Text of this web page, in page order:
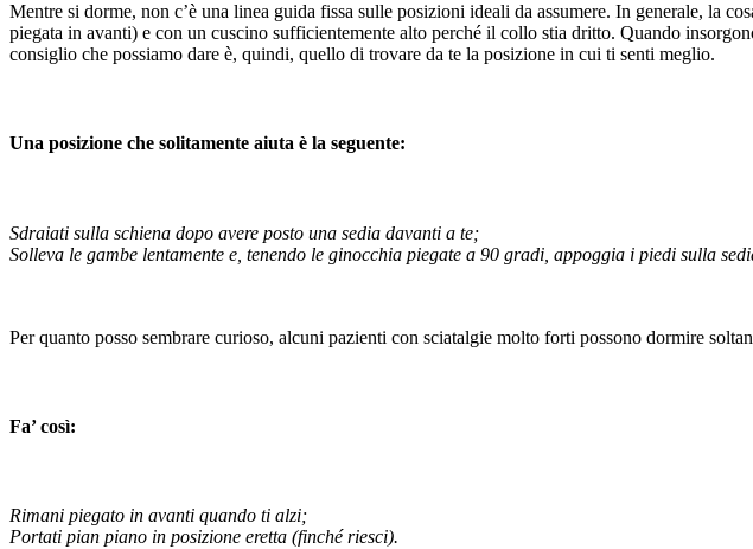
Mentre si dorme, non c’è una linea guida fissa sulle posizioni ideali da assumere. In generale, la
piegata in avanti) e con un cuscino sufficientemente alto perché il collo stia dritto. Quando
consiglio che possiamo dare è, quindi, quello di trovare da te la posizione in cui ti senti meglio.
Una posizione che solitamente aiuta è la seguente:
Sdraiati sulla schiena dopo avere posto una sedia davanti a te;
Solleva le gambe lentamente e, tenendo le ginocchia piegate a 90 gradi, appoggia i piedi sulla
Per quanto posso sembrare curioso, alcuni pazienti con sciatalgie molto forti possono dormire
Fa’ così:
Rimani piegato in avanti quando ti alzi;
Portati pian piano in posizione eretta (finché riesci).